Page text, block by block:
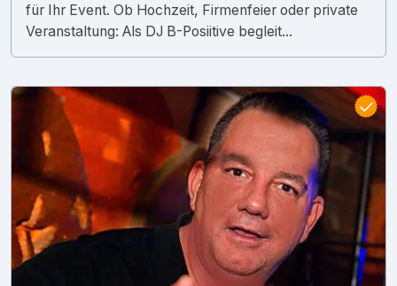
für Ihr Event. Ob Hochzeit, Firmenfeier oder private
Veranstaltung: Als DJ B-Posiitive begleit...